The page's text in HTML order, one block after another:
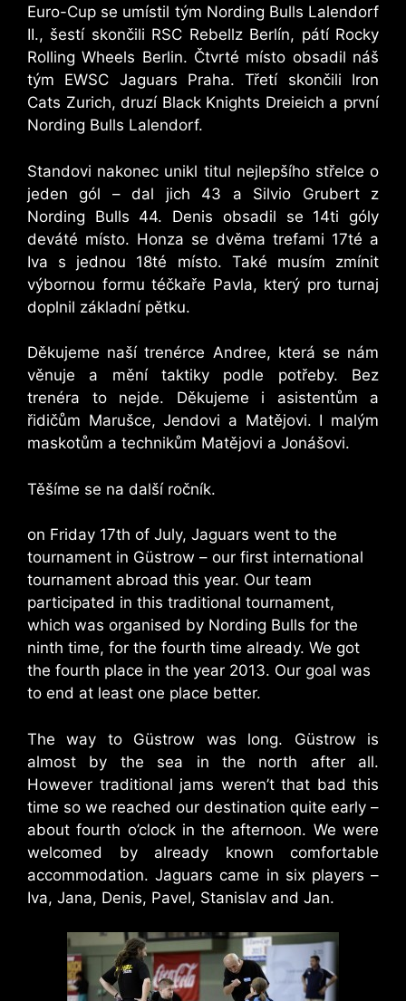
Euro-Cup se umístil tým Nording Bulls Lalendorf
II., šestí skončili RSC Rebellz Berlín, pátí Rocky
Rolling Wheels Berlin. Čtvrté místo obsadil náš
tým EWSC Jaguars Praha. Třetí skončili Iron
Cats Zurich, druzí Black Knights Dreieich a první
Nording Bulls Lalendorf.
Standovi nakonec unikl titul nejlepšího střelce o
jeden gól – dal jich 43 a Silvio Grubert z
Nording Bulls 44. Denis obsadil se 14ti góly
deváté místo. Honza se dvěma trefami 17té a
Iva s jednou 18té místo. Také musím zmínit
výbornou formu téčkaře Pavla, který pro turnaj
doplnil základní pětku.
Děkujeme naší trenérce Andree, která se nám
věnuje a mění taktiky podle potřeby. Bez
trenéra to nejde. Děkujeme i asistentům a
řidičům Marušce, Jendovi a Matějovi. I malým
maskotům a technikům Matějovi a Jonášovi.
Těšíme se na další ročník.
on Friday 17th of July, Jaguars went to the
tournament in Güstrow – our first international
tournament abroad this year. Our team
participated in this traditional tournament,
which was organised by Nording Bulls for the
ninth time, for the fourth time already. We got
the fourth place in the year 2013. Our goal was
to end at least one place better.
The way to Güstrow was long. Güstrow is
almost by the sea in the north after all.
However traditional jams weren’t that bad this
time so we reached our destination quite early –
about fourth o’clock in the afternoon. We were
welcomed by already known comfortable
accommodation. Jaguars came in six players –
Iva, Jana, Denis, Pavel, Stanislav and Jan.